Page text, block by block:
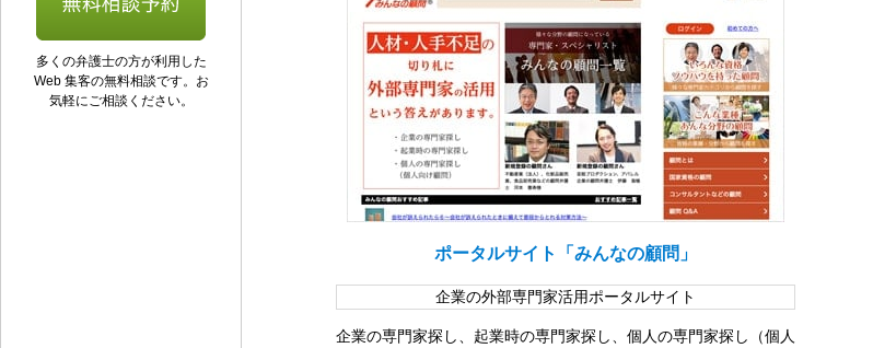
多くの弁護士の方が利用した
Web 集客の無料相談です。お
気軽にご相談ください。
ポータルサイト「みんなの顧問」
企業の外部専門家活用ポータルサイト
企業の専門家探し、起業時の専門家探し、個人の専門家探し（個人